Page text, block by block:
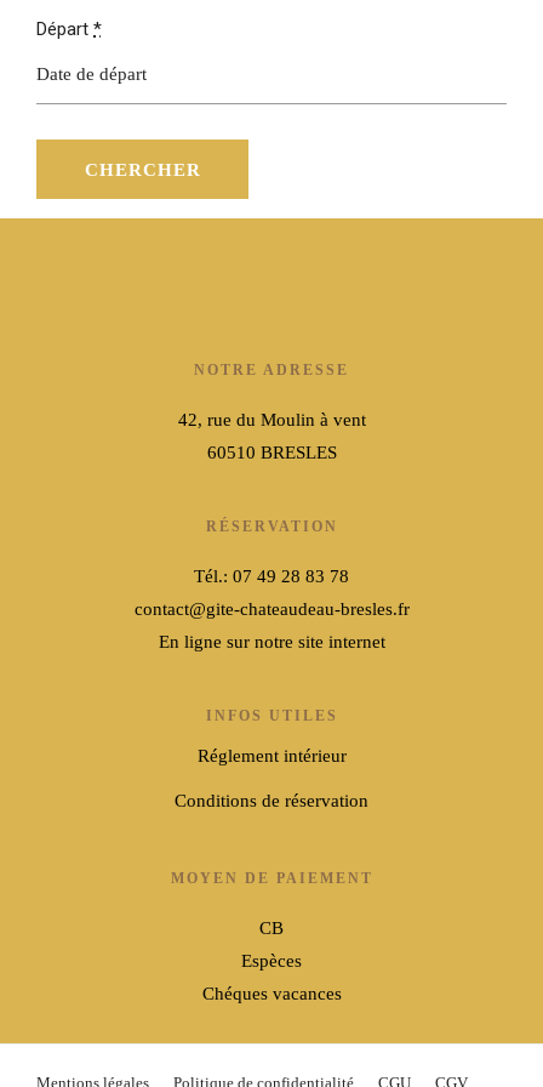
Départ *
NOTRE ADRESSE
42, rue du Moulin à vent
60510 BRESLES
RÉSERVATION
Tél.: 07 49 28 83 78
contact@gite-chateaudeau-bresles.fr
En ligne sur notre site internet
INFOS UTILES
Réglement intérieur
Conditions de réservation
MOYEN DE PAIEMENT
CB
Espèces
Chéques vacances
Mentions légales Politique de confidentialité CGU CGV